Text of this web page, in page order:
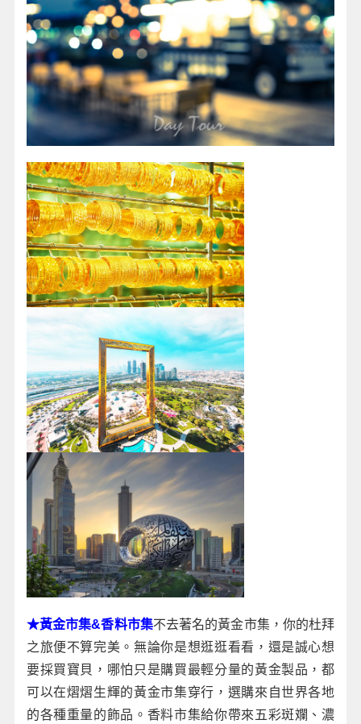
★黃金市集&香料市集不去著名的黃金市集，你的杜拜
之旅便不算完美。無論你是想逛逛看看，還是誠心想
要採買寶貝，哪怕只是購買最輕分量的黃金製品，都
可以在熠熠生輝的黃金市集穿行，選購來自世界各地
的各種重量的飾品。香料市集給你帶來五彩斑斕、濃